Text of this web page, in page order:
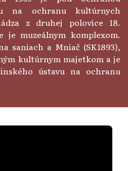
na ochranu kultúrnych
z druhej polovice 18.
muzeálnym komplexom.
saniach a Mniač (SK1893),
kultúrnym majetkom a je
ústavu na ochranu